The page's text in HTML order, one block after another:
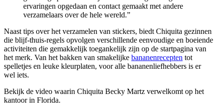
ervaringen opgedaan en contact gemaakt met andere
verzamelaars over de hele wereld.”
Naast tips over het verzamelen van stickers, biedt Chiquita gezinnen
die blijf-thuis-regels opvolgen verschillende eenvoudige en boeiende
activiteiten die gemakkelijk toegankelijk zijn op de startpagina van
het merk. Van het bakken van smakelijke bananenrecepten tot
spelletjes en leuke kleurplaten, voor alle bananenliefhebbers is er
wel iets.
Bekijk de video waarin Chiquita Becky Martz verwelkomt op het
kantoor in Florida.